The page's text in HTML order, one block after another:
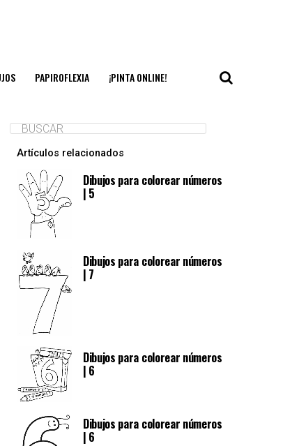
PAPIROFLEXIA ¡PINTA ONLINE!
Artículos relacionados
Dibujos para colorear números
| 5
Dibujos para colorear números
| 7
Dibujos para colorear números
| 6
Dibujos para colorear números
| 6